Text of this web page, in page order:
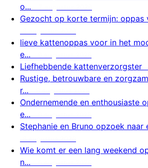
o...
Gezocht op korte termijn: oppas
lieve kattenoppas voor in het
e...
Liefhebbende kattenverzorgster
Rustige, betrouwbare en
r...
Ondernemende en enthousiaste
e...
Stephanie en Bruno opzoek naar
Wie komt er een lang weekend
n...